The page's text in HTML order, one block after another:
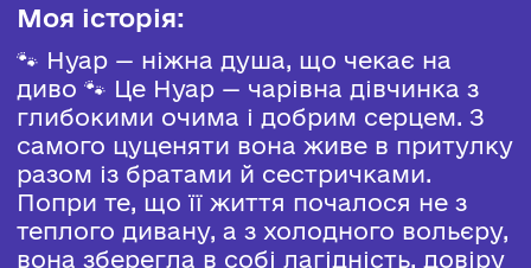
Моя історія:
🐾 Нуар — ніжна душа, що чекає на
диво 🐾 Це Нуар — чарівна дівчинка з
глибокими очима і добрим серцем. З
самого цуценяти вона живе в притулку
разом із братами й сестричками.
Попри те, що її життя почалося не з
теплого дивану, а з холодного вольєру,
вона зберегла в собі лагідність, довіру